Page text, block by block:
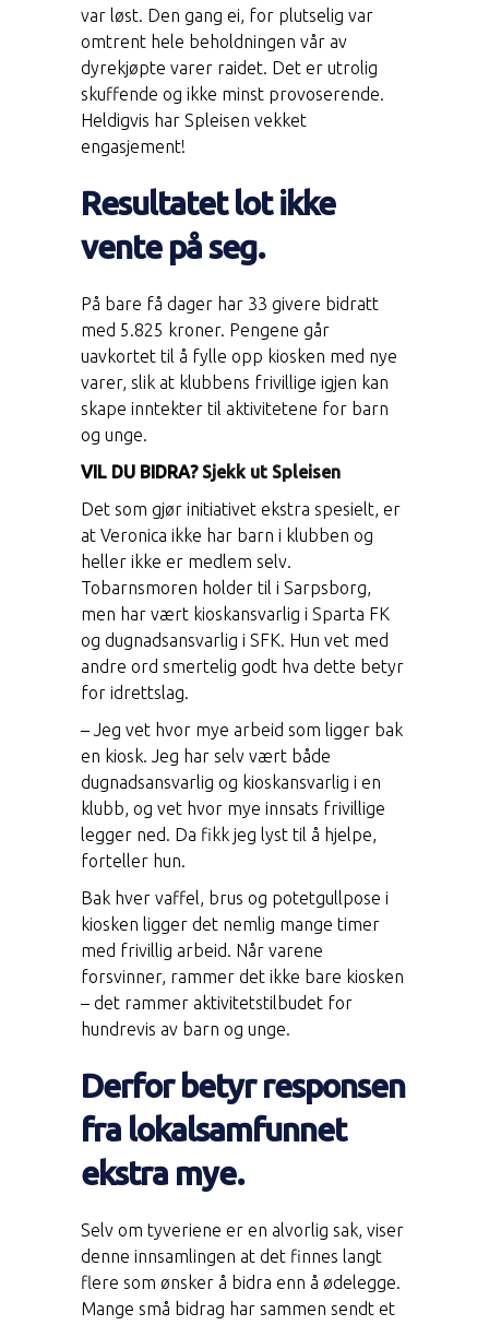
var løst. Den gang ei, for plutselig var
omtrent hele beholdningen vår av
dyrekjøpte varer raidet. Det er utrolig
skuffende og ikke minst provoserende.
Heldigvis har Spleisen vekket
engasjement!
Resultatet lot ikke
vente på seg.
På bare få dager har 33 givere bidratt
med 5.825 kroner. Pengene går
uavkortet til å fylle opp kiosken med nye
varer, slik at klubbens frivillige igjen kan
skape inntekter til aktivitetene for barn
og unge.
VIL DU BIDRA?Sjekk ut Spleisen
Det som gjør initiativet ekstra spesielt, er
at Veronica ikke har barn i klubben og
heller ikke er medlem selv.
Tobarnsmoren holder til i Sarpsborg,
men har vært kioskansvarlig i Sparta FK
og dugnadsansvarlig i SFK. Hun vet med
andre ord smertelig godt hva dette betyr
for idrettslag.
– Jeg vet hvor mye arbeid som ligger bak
en kiosk. Jeg har selv vært både
dugnadsansvarlig og kioskansvarlig i en
klubb, og vet hvor mye innsats frivillige
legger ned. Da fikk jeg lyst til å hjelpe,
forteller hun.
Bak hver vaffel, brus og potetgullpose i
kiosken ligger det nemlig mange timer
med frivillig arbeid. Når varene
forsvinner, rammer det ikke bare kiosken
– det rammer aktivitetstilbudet for
hundrevis av barn og unge.
Derfor betyr responsen
fra lokalsamfunnet
ekstra mye.
Selv om tyveriene er en alvorlig sak, viser
denne innsamlingen at det finnes langt
flere som ønsker å bidra enn å ødelegge.
Mange små bidrag har sammen sendt et